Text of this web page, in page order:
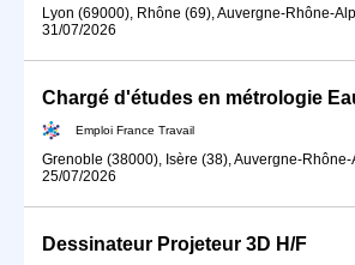
Lyon (69000), Rhône (69), Auvergne-Rhône-
31/07/2026
Emploi France Travail
Grenoble (38000), Isère (38), Auvergne-Rhône-
25/07/2026
Dessinateur Projeteur 3D H/F